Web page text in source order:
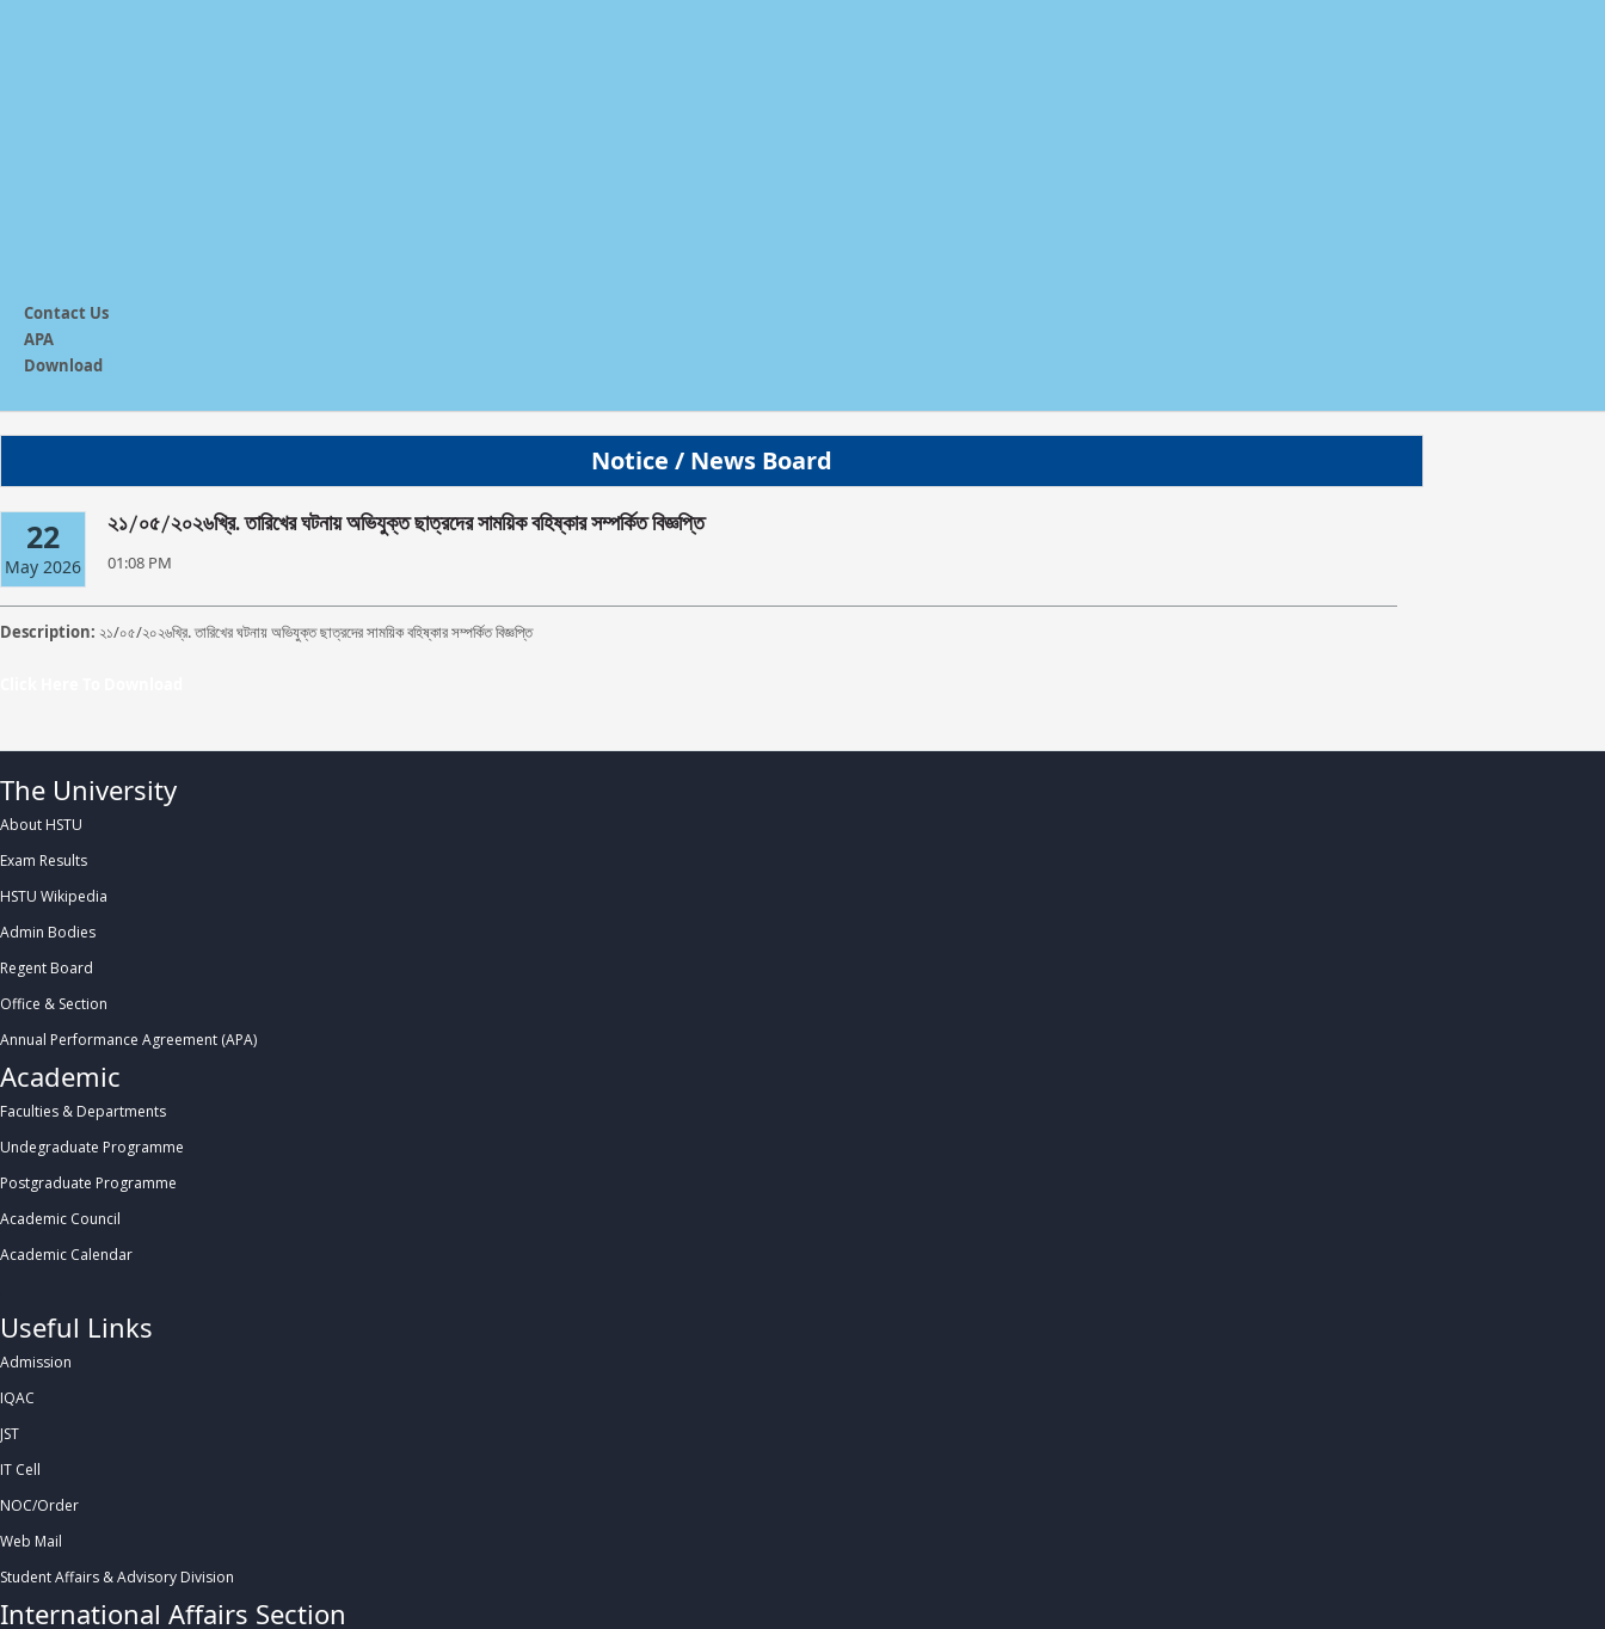
Contact Us
APA
Download
Notice / News Board
22
May 2026
২১/০৫/২০২৬খ্রি. তারিখের ঘটনায় অভিযুক্ত ছাত্রদের সাময়িক বহিষ্কার সম্পর্কিত বিজ্ঞপ্তি
01:08 PM
Description: ২১/০৫/২০২৬খ্রি. তারিখের ঘটনায় অভিযুক্ত ছাত্রদের সাময়িক বহিষ্কার সম্পর্কিত বিজ্ঞপ্তি
The University
About HSTU
Exam Results
HSTU Wikipedia
Admin Bodies
Regent Board
Office & Section
Annual Performance Agreement (APA)
Academic
Faculties & Departments
Undegraduate Programme
Postgraduate Programme
Academic Council
Academic Calendar
Useful Links
Admission
IQAC
JST
IT Cell
NOC/Order
Web Mail
Student Affairs & Advisory Division
International Affairs Section